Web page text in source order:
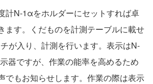
計N-1αをホルダーにセットすれば卓
ます。くだものを計測テーブルに載せ
が入り、計測を行います。表示はN-
器ですが、作業の能率を高めるため
でもお知らせします。作業の際は表示